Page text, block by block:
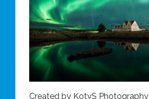
Created by KotyS Photography